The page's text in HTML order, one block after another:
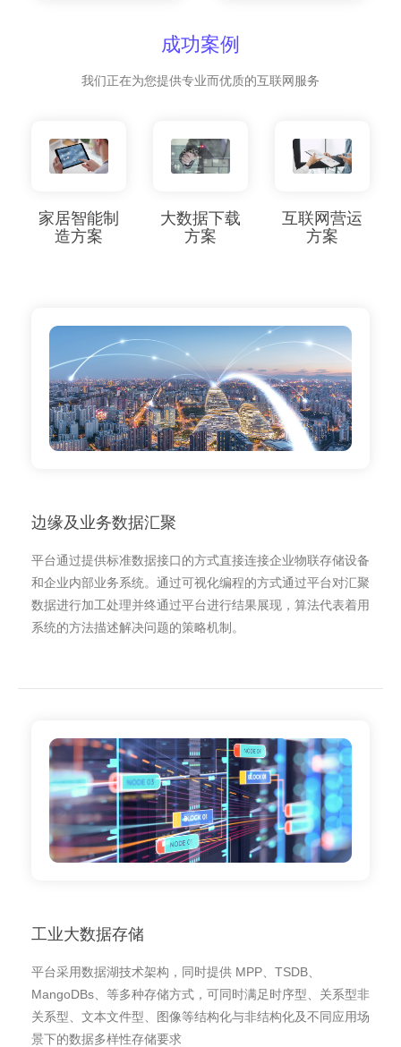
成功案例
我们正在为您提供专业而优质的互联网服务
家居智能制
造方案
大数据下载
方案
互联网营运
方案
边缘及业务数据汇聚
平台通过提供标准数据接口的方式直接连接企业物联存储设备
和企业内部业务系统。通过可视化编程的方式通过平台对汇聚
数据进行加工处理并终通过平台进行结果展现，算法代表着用
系统的方法描述解决问题的策略机制。
工业大数据存储
平台采用数据湖技术架构，同时提供 MPP、TSDB、
MangoDBs、等多种存储方式，可同时满足时序型、关系型非
关系型、文本文件型、图像等结构化与非结构化及不同应用场
景下的数据多样性存储要求